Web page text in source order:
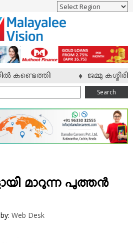
ജമ്മു
Search
മാറുന്ന പുത്തന്‍
by: Web Desk